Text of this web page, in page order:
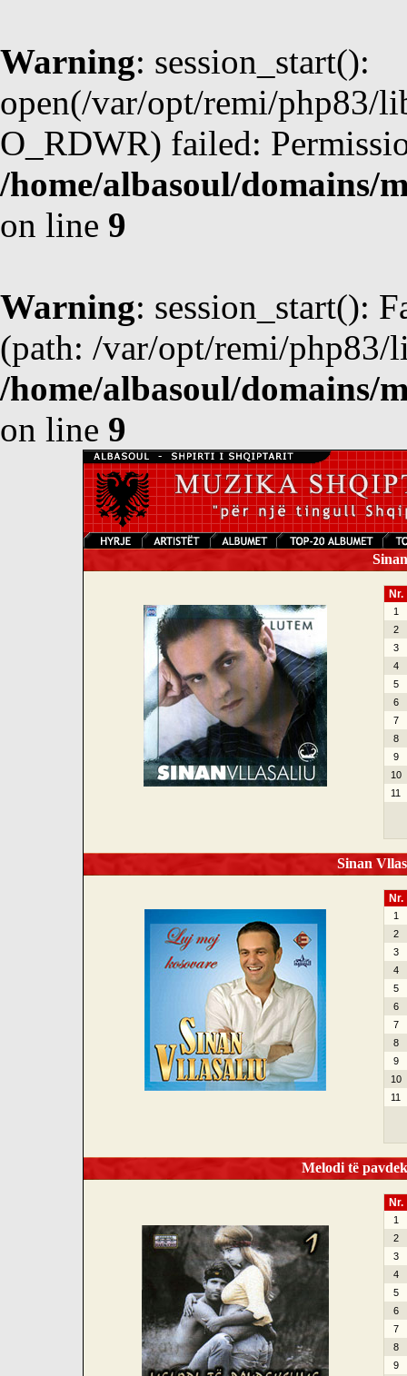
Warning: session_start():
open(/var/opt/remi/php83/
O_RDWR) failed:
/home/albasoul/domains/
on line 9
Warning: session_start():
(path: /var/opt/remi/php83/
/home/albasoul/domains/
on line 9
Nr.
1
2
3
4
5
6
7
8
9
10
11
Sinan
Nr.
1
2
3
4
5
6
7
8
9
10
11
Melodi të
Nr.
1
2
3
4
5
6
7
8
9